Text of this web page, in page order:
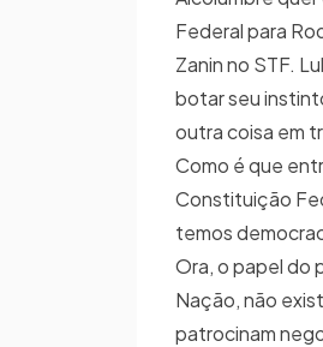
Federal para
Zanin no STF.
botar seu
outra coisa em
Como é que
Constituição
temos
Ora, o papel do
Nação, não
patrocinam